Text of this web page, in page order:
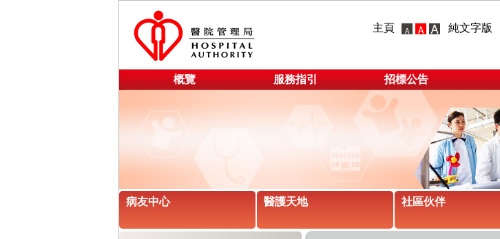
主頁 純文字版
概覽 服務指引 招標公告
病友中心 醫護天地 社區伙伴